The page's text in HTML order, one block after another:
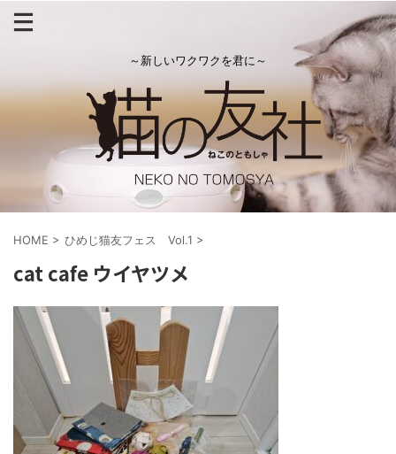
～新しいワクワクを君に～
HOME > ひめじ猫友フェス Vol.1 >
cat cafe ウイヤツメ